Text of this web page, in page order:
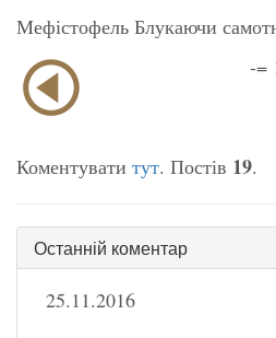
Мефістофель Блукаючи
-=
Коментувати тут. Постів 19.
Останній коментар
25.11.2016